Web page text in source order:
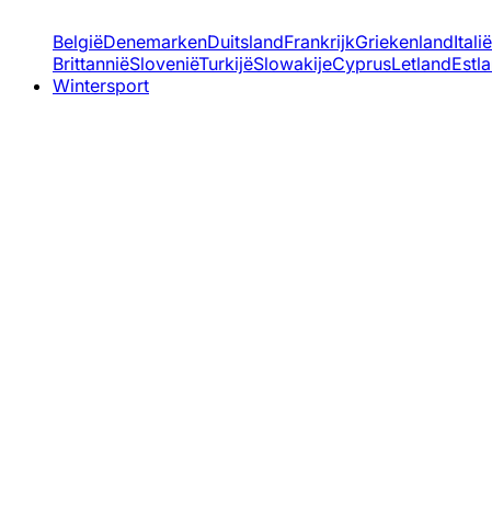
BelgiëDenemarkenDuitslandFrankrijkGriekenlandItalië
BrittanniëSloveniëTurkijëSlowakijeCyprusLetland
Wintersport